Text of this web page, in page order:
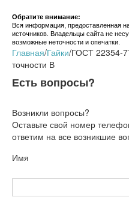
Обратите внимание:
Вся информация, предоставленная
источников. Владельцы сайта не
возможные неточности и опечатки.
Главная/Гайки/ГОСТ 22354-
точности В
Есть вопросы?
Возникли вопросы?
Оставьте свой номер
ответим на все возникшие
Имя